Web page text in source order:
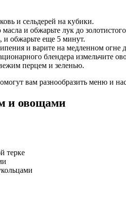
и сельдерей на кубики.
и обжарьте лук до
и обжарьте еще 5 минут.
и варите на медленном огне
блендера измельчите
перцем и зеленью.
вам разнообразить меню и
и овощами
терке